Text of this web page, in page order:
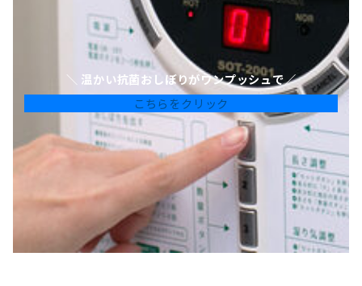
＼ 温かい抗菌おしぼりがワンプッシュで／
こちらをクリック